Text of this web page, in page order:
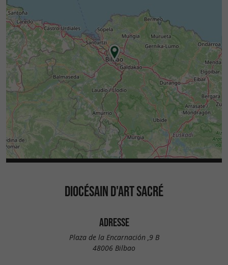
DIOCÉSAIN D'ART SACRÉ
ADRESSE
Plaza de la Encarnación ,9 B
48006 Bilbao